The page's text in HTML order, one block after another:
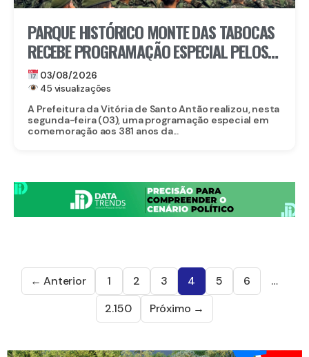
PARQUE HISTÓRICO MONTE DAS TABOCAS
RECEBE PROGRAMAÇÃO ESPECIAL PELOS
381 ANOS DA BATALHA DAS TABOCAS
03/08/2026
45 visualizações
A Prefeitura da Vitória de Santo Antão realizou, nesta
segunda-feira (03), uma programação especial em
comemoração aos 381 anos da...
← Anterior 1 2 3 4 5 6
…
2.150
Próximo →